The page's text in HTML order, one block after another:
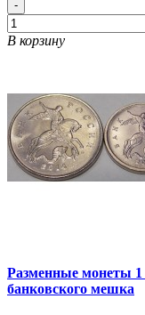
-
В корзину
Разменные монеты 1
банковского мешка